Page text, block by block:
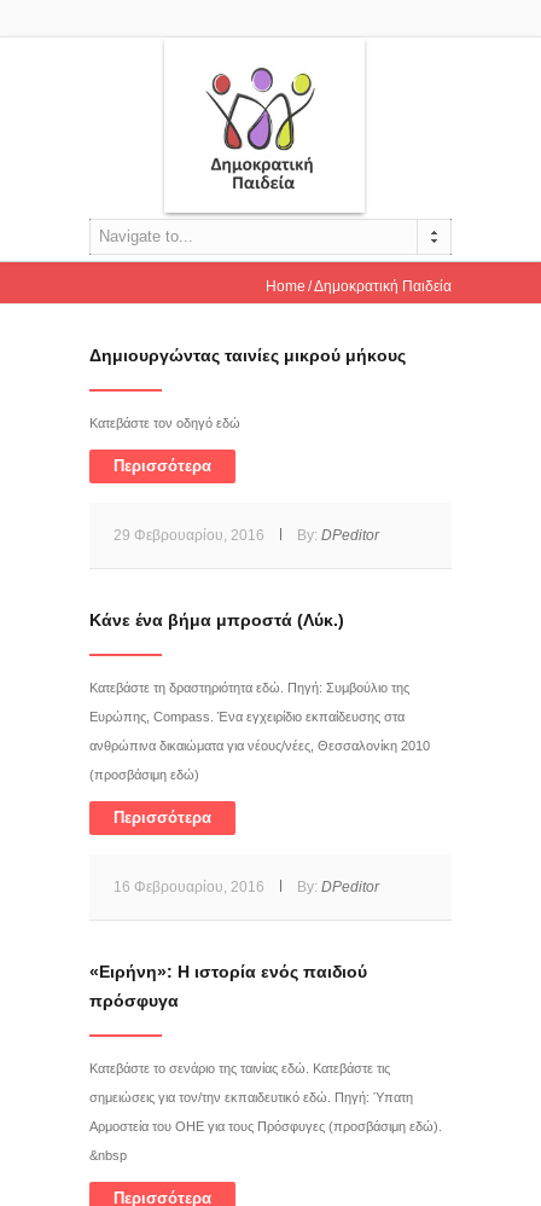
Navigate to...
Home Δημοκρατική Παιδεία
Δημιουργώντας ταινίες μικρού μήκους
Κατεβάστε τον οδηγό εδώ
Περισσότερα
29 Φεβρουαρίου, 2016 By: DPeditor
Κάνε ένα βήμα μπροστά (Λύκ.)
Κατεβάστε τη δραστηριότητα εδώ. Πηγή: Συμβούλιο της
Ευρώπης, Compass. Ένα εγχειρίδιο εκπαίδευσης στα
ανθρώπινα δικαιώματα για νέους/νέες, Θεσσαλονίκη 2010
(προσβάσιμη εδώ)
Περισσότερα
16 Φεβρουαρίου, 2016 By: DPeditor
«Ειρήνη»: Η ιστορία ενός παιδιού
πρόσφυγα
Κατεβάστε το σενάριο της ταινίας εδώ. Κατεβάστε τις
σημειώσεις για τον/την εκπαιδευτικό εδώ. Πηγή: Ύπατη
Αρμοστεία του ΟΗΕ για τους Πρόσφυγες (προσβάσιμη εδώ).
&nbsp
Περισσότερα